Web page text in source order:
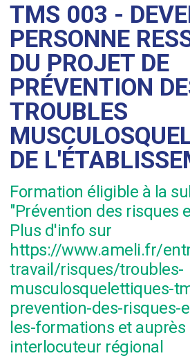
TMS 003 -
PERSONNE
DU PROJET DE
PRÉVENTION
TROUBLES
DE
Formation éligible à la
"Prévention des risques
Plus d'info sur
https://www.ameli.fr/
travail/risques/troubles-
musculosquelettiques-
prevention-des-risques-
les-formations et auprès
interlocuteur régional